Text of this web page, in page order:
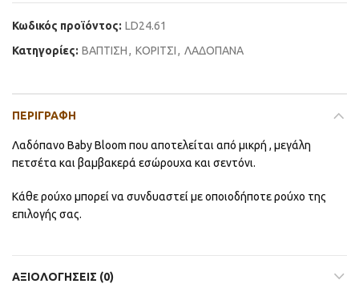
Κωδικός προϊόντος: LD24.61
Κατηγορίες: ΒΑΠΤΙΣΗ, ΚΟΡΙΤΣΙ, ΛΑΔΟΠΑΝΑ
ΠΕΡΙΓΡΑΦΉ
Λαδόπανο Baby Bloom που αποτελείται από μικρή , μεγάλη
πετσέτα και βαμβακερά εσώρουχα και σεντόνι.
Κάθε ρούχο μπορεί να συνδυαστεί με οποιοδήποτε ρούχο της
επιλογής σας.
ΑΞΙΟΛΟΓΉΣΕΙΣ (0)